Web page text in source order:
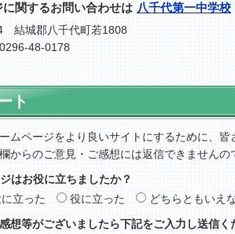
に関するお問い合わせは 八千代第一中学校
結城郡八千代町若1808
48-0178
ト
ムページをより良いサイトにするために、
からのご意見・ご感想には返信できませんの
はお役に立ちましたか？
立った
役に立った
どちらともいえ
想等がございましたら下記をご入力し送信く